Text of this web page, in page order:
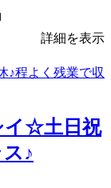
詳細を表示
イ☆土日祝
♪